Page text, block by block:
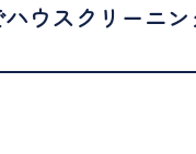
ウスクリーニン